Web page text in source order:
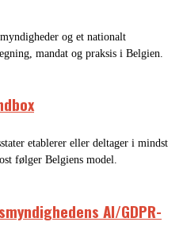
og et nationalt
mandat og praksis i Belgien.
etablerer eller deltager i mindst
følger Belgiens model.
AI/GDPR-